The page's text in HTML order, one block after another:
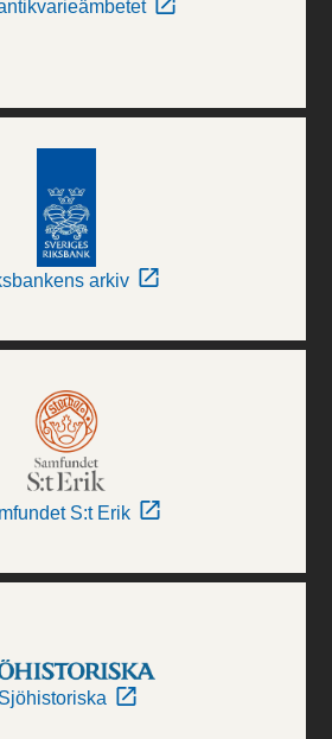
arkiv
S:t Erik
Sjöhistoriska